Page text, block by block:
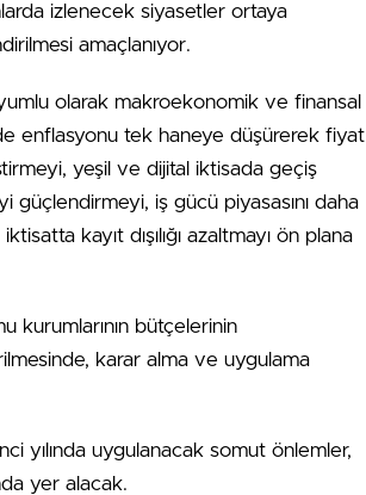
izlenecek siyasetler ortaya
amaçlanıyor.
olarak makroekonomik ve finansal
enflasyonu tek haneye düşürerek fiyat
yeşil ve dijital iktisada geçiş
güçlendirmeyi, iş gücü piyasasını daha
kayıt dışılığı azaltmayı ön plana
kurumlarının bütçelerinin
karar alma ve uygulama
yılında uygulanacak somut önlemler,
yer alacak.